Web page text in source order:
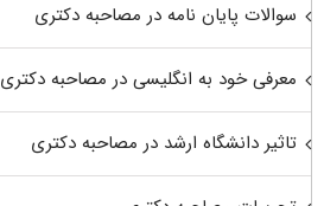
سوالات پایان نامه در مصاحبه دکتری
معرفی خود به انگلیسی در مصاحبه دکتری
تاثیر دانشگاه ارشد در مصاحبه دکتری